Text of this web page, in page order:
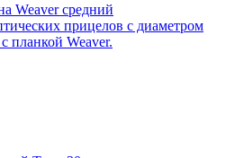
Weaver средний
прицелов с диаметром
планкой Weaver.